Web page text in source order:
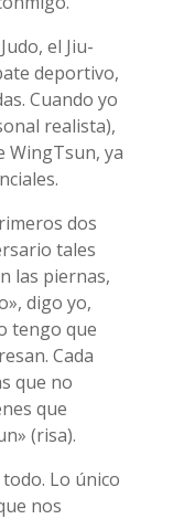
el Jiu-
deportivo,
Cuando yo
realista),
WingTsun, ya
dos
tales
las piernas,
digo yo,
tengo que
Cada
que no
que
(risa).
Lo único
nos